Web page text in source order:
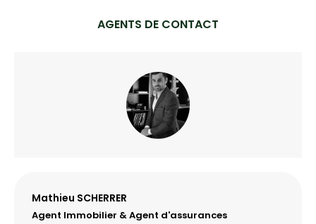
AGENTS DE CONTACT
Mathieu SCHERRER
Agent Immobilier & Agent d'assurances